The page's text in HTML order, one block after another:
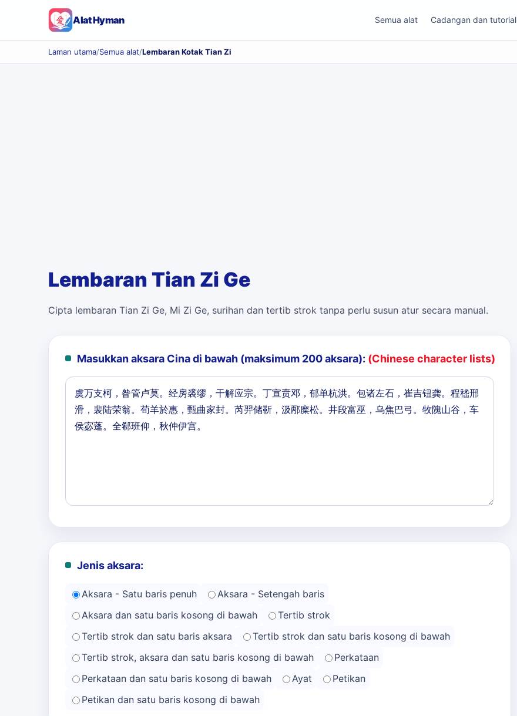
Alat Hyman Semua alat Cadangan dan tutorial
Laman utama/Semua alat/Lembaran Kotak Tian Zi
Lembaran Tian Zi Ge
Cipta lembaran Tian Zi Ge, Mi Zi Ge, surihan dan tertib strok tanpa perlu susun atur secara manual.
Masukkan aksara Cina di bawah (maksimum 200 aksara): (Chinese character lists)
Jenis aksara:
Aksara - Satu baris penuh
Aksara - Setengah baris
Aksara dan satu baris kosong di bawah
Tertib strok
Tertib strok dan satu baris aksara
Tertib strok dan satu baris kosong di bawah
Tertib strok, aksara dan satu baris kosong di bawah
Perkataan
Perkataan dan satu baris kosong di bawah
Ayat
Petikan
Petikan dan satu baris kosong di bawah